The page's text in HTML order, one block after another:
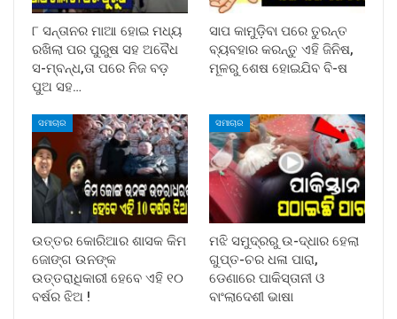
୮ ସନ୍ତାନର ମାଆ ହୋଇ ମଧ୍ୟ
ରଖିଲା ପର ପୁରୁଷ ସହ ଅବୈଧ
ସ-ମ୍ବନ୍ଧ,ତା ପରେ ନିଜ ବଡ଼
ପୁଅ ସହ…
ସାପ କାମୁଡ଼ିବା ପରେ ତୁରନ୍ତ
ବ୍ୟବହାର କରନ୍ତୁ ଏହି ଜିନିଷ,
ମୂଳରୁ ଶେଷ ହୋଇଯିବ ବି-ଷ
ସମାଚାର
ଉତ୍ତର କୋରିଆର ଶାସକ କିମ
ଜୋଙ୍ଗ ଉନଙ୍କ
ଉତ୍ତରାଧିକାରୀ ହେବେ ଏହି ୧୦
ବର୍ଷର ଝିଅ !
ସମାଚାର
ମଝି ସମୁଦ୍ରରୁ ଉ-ଦ୍ଧାର ହେଲା
ଗୁପ୍ତ-ଚର ଧଳା ପାରା,
ଡେଣାରେ ପାକିସ୍ତାନୀ ଓ
ବାଂଲାଦେଶୀ ଭାଷା